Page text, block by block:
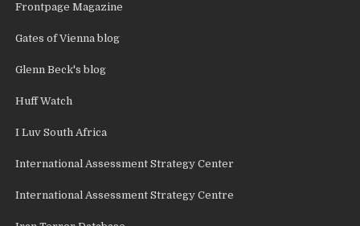
Frontpage Magazine
Gates of Vienna blog
Glenn Beck's blog
Huff Watch
I Luv South Africa
International Assessment Strategy Center
International Assessment Strategy Centre